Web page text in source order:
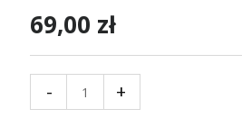
69,00 zł
- +